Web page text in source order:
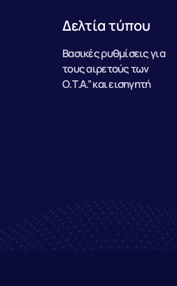
Δελτία τύπου
Βασικές ρυθμίσεις για
τους αιρετούς των
Ο.Τ.Α.” και εισηγητή